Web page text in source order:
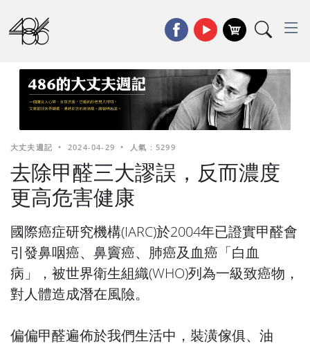
大丈夫週記 • 2024-04-29 • 人氣 : 5299
去除甲醛三大謬誤，反而濃度
更高危害健康
國際癌症研究機構(IARC)於2004年已證實甲醛會
引發鼻咽癌、鼻竇癌、肺癌及血癌「白血
病」，被世界衛生組織(WHO)列為一級致癌物，
對人體造成潛在風險。
偏偏甲醛遍佈於我們生活中，裝潢傢俱、油